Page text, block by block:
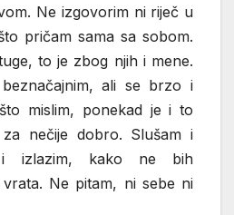
Ne izgovorim ni riječ u
pričam sama sa sobom.
to je zbog njih i mene.
ali se brzo i
mislim, ponekad je i to
nečije dobro. Slušam i
i izlazim, kako ne bih
Ne pitam, ni sebe ni